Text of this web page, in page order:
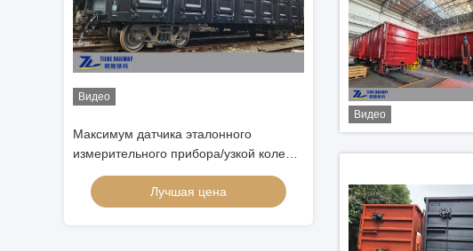
70 тонн нагружают железнодорожные
контейнеры руд угля большей части
перехода гондолы по железной дороге
Лучшая цена
80 тонн нагружают руды/
угля открытую 1435 Mm
Лучшая цена
Видео